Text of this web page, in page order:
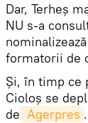
Dar, Terheș
NU s-a
formatorii de
Și, în timp ce
Cioloș se
de Agerpres